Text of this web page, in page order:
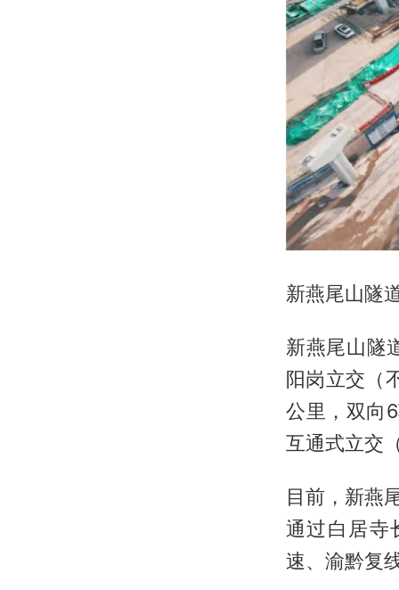
新燕尾山隧
新燕尾山隧
阳岗立交（
公里，双向
互通式立交
目前，新燕
通过白居寺
速、渝黔复